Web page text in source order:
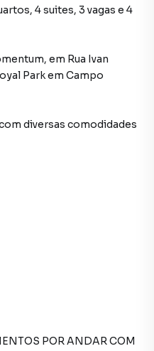
4 suites, 3 vagas e 4
, em Rua Ivan
Parkem Campo
diversas comodidades
POR ANDAR COM